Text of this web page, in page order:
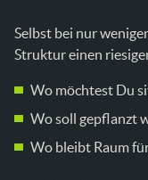
Selbst bei nur
Struktur einen
Wo möchtest Du
Wo soll gepflanzt
Wo bleibt Raum